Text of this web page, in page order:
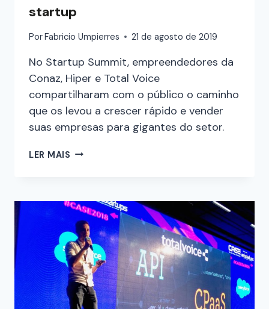
startup
PorFabricio Umpierres 21 de agosto de 2019
No Startup Summit, empreendedores da
Conaz, Hiper e Total Voice
compartilharam com o público o caminho
que os levou a crescer rápido e vender
suas empresas para gigantes do setor.
LER MAIS